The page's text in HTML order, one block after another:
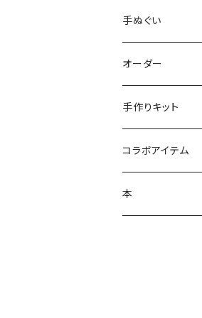
手ぬぐい
オーダー
手作りキット
コラボアイテム
本